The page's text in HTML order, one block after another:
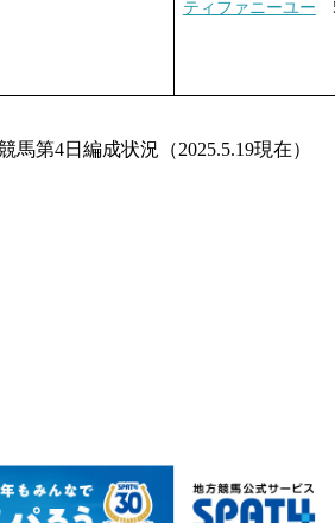
ティファニーユー
馬第4日編成状況（2025.5.19現在）